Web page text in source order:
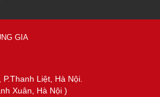
GIA
Liệt, Hà Nội.
Xuân, Hà Nội )